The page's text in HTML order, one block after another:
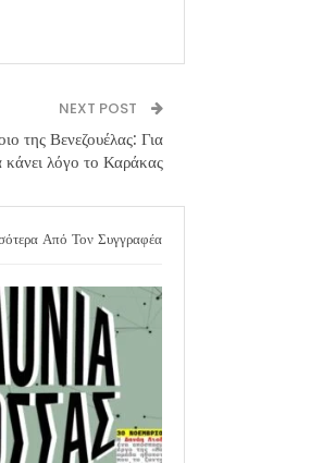
NEXT POST
της Βενεζουέλας: Για
κάνει λόγο το Καράκας
Από Τον Συγγραφέα